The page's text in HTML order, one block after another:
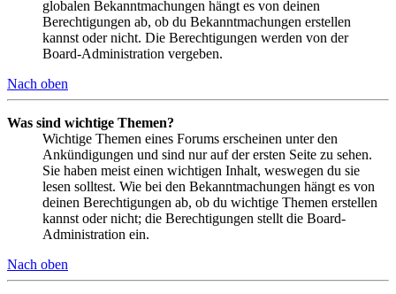
globalen Bekanntmachungen hängt es von deinen
Berechtigungen ab, ob du Bekanntmachungen erstellen
kannst oder nicht. Die Berechtigungen werden von der
Board-Administration vergeben.
Nach oben
Was sind wichtige Themen?
Wichtige Themen eines Forums erscheinen unter den
Ankündigungen und sind nur auf der ersten Seite zu sehen.
Sie haben meist einen wichtigen Inhalt, weswegen du sie
lesen solltest. Wie bei den Bekanntmachungen hängt es von
deinen Berechtigungen ab, ob du wichtige Themen erstellen
kannst oder nicht; die Berechtigungen stellt die Board-
Administration ein.
Nach oben